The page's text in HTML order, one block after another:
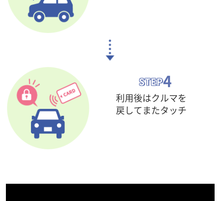
STEP4
利用後はクルマを
戻してまたタッチ